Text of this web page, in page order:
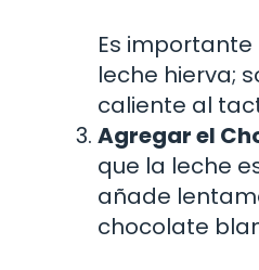
Es
leche hierva;
caliente al
Agregar el
que la leche
añade
chocolate